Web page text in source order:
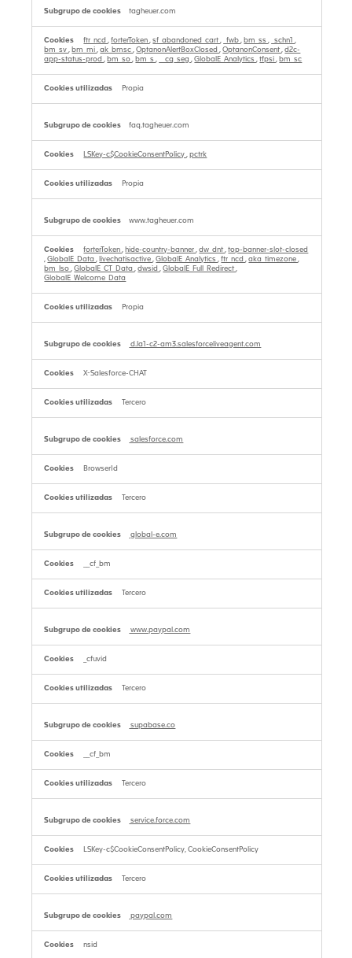
tagheuer.com
ftr_ncd,forterToken,sf_abandoned_cart, _fwb, bm_ss, _schn1,
bm_sv, bm_mi,ak_bmsc,OptanonAlertBoxClosed,OptanonConsent,d2c-
app-status-prod, bm_so, bm_s, __cq_seg,GlobalE_Analytics,tfpsi, bm_sc
Propia
faq.tagheuer.com
LSKey-c$CookieConsentPolicy,pctrk
Propia
www.tagheuer.com
forterToken, hide-country-banner,dw_dnt,top-banner-slot-closed
,GlobalE_Data, livechatisactive,GlobalE_Analytics,ftr_ncd,aka_timezone,
bm_lso,GlobalE_CT_Data,dwsid,GlobalE_Full_Redirect,
GlobalE_Welcome_Data
Propia
d.la1-c2-am3.salesforceliveagent.com
X-Salesforce-CHAT
Tercero
salesforce.com
BrowserId
Tercero
global-e.com
__cf_bm
Tercero
www.paypal.com
_cfuvid
Tercero
supabase.co
__cf_bm
Tercero
service.force.com
LSKey-c$CookieConsentPolicy, CookieConsentPolicy
Tercero
paypal.com
nsid